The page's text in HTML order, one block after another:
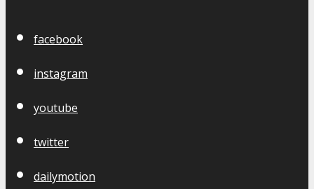
facebook
instagram
youtube
twitter
dailymotion